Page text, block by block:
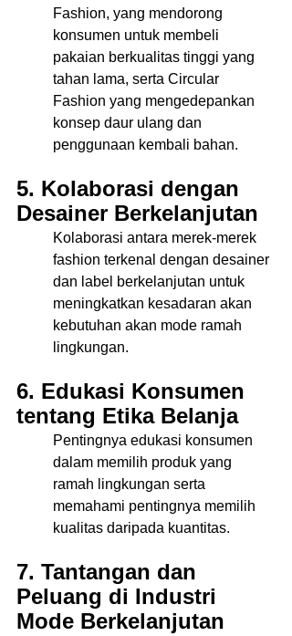
Fashion, yang mendorong
konsumen untuk membeli
pakaian berkualitas tinggi yang
tahan lama, serta Circular
Fashion yang mengedepankan
konsep daur ulang dan
penggunaan kembali bahan.
5. Kolaborasi dengan
Desainer Berkelanjutan
Kolaborasi antara merek-merek
fashion terkenal dengan desainer
dan label berkelanjutan untuk
meningkatkan kesadaran akan
kebutuhan akan mode ramah
lingkungan.
6. Edukasi Konsumen
tentang Etika Belanja
Pentingnya edukasi konsumen
dalam memilih produk yang
ramah lingkungan serta
memahami pentingnya memilih
kualitas daripada kuantitas.
7. Tantangan dan
Peluang di Industri
Mode Berkelanjutan